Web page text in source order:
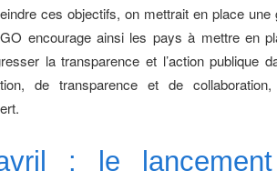
ces objectifs, on mettrait en place
encourage ainsi les pays à mettre en
la transparence et l’action publique
de transparence et de
: le